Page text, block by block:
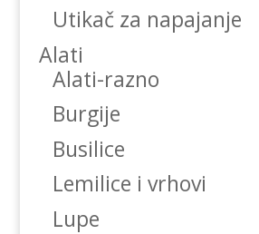
Utikač za napajanje
Alati
Alati-razno
Burgije
Busilice
Lemilice i vrhovi
Lupe